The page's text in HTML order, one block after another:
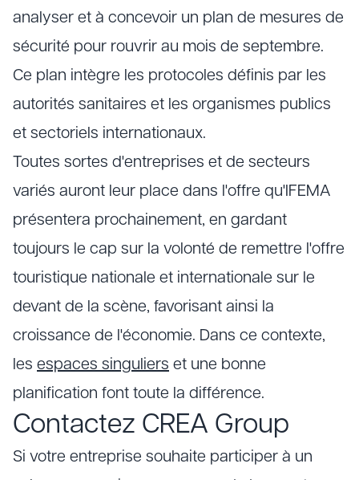
analyser et à concevoir un plan de mesures de
sécurité pour rouvrir au mois de septembre.
Ce plan intègre les protocoles définis par les
autorités sanitaires et les organismes publics
et sectoriels internationaux.
Toutes sortes d'entreprises et de secteurs
variés auront leur place dans l'offre qu'IFEMA
présentera prochainement, en gardant
toujours le cap sur la volonté de remettre l'offre
touristique nationale et internationale sur le
devant de la scène, favorisant ainsi la
croissance de l'économie. Dans ce contexte,
les espaces singuliers et une bonne
planification font toute la différence.
Contactez CREA Group
Si votre entreprise souhaite participer à un